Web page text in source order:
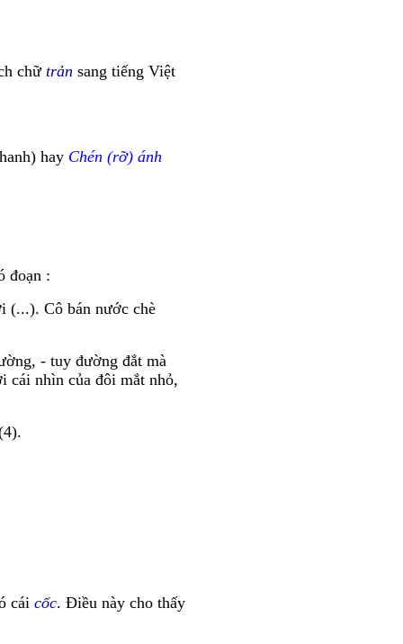
chữ trản sang tiếng Việt
hay Chén (rỡ) ánh
đoạn :
(...). Cô bán nước chè
- tuy đường đắt mà
cái nhìn của đôi mắt nhỏ,
cái cốc. Điều này cho thấy